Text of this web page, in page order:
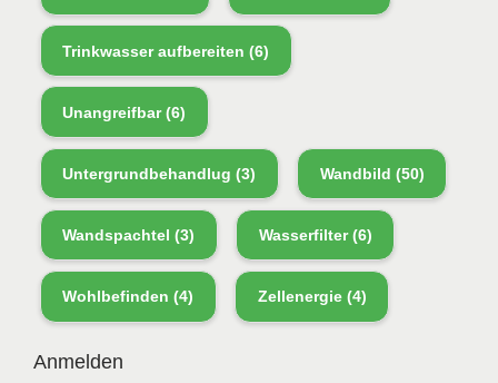
Trinkwasser aufbereiten (6)
Unangreifbar(6)
Untergrundbehandlug (3) Wandbild (50)
Wandspachtel (3) Wasserfilter(6)
Wohlbefinden (4) Zellenergie(4)
Anmelden